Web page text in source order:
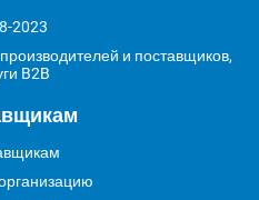
2023
и поставщиков,
B2B